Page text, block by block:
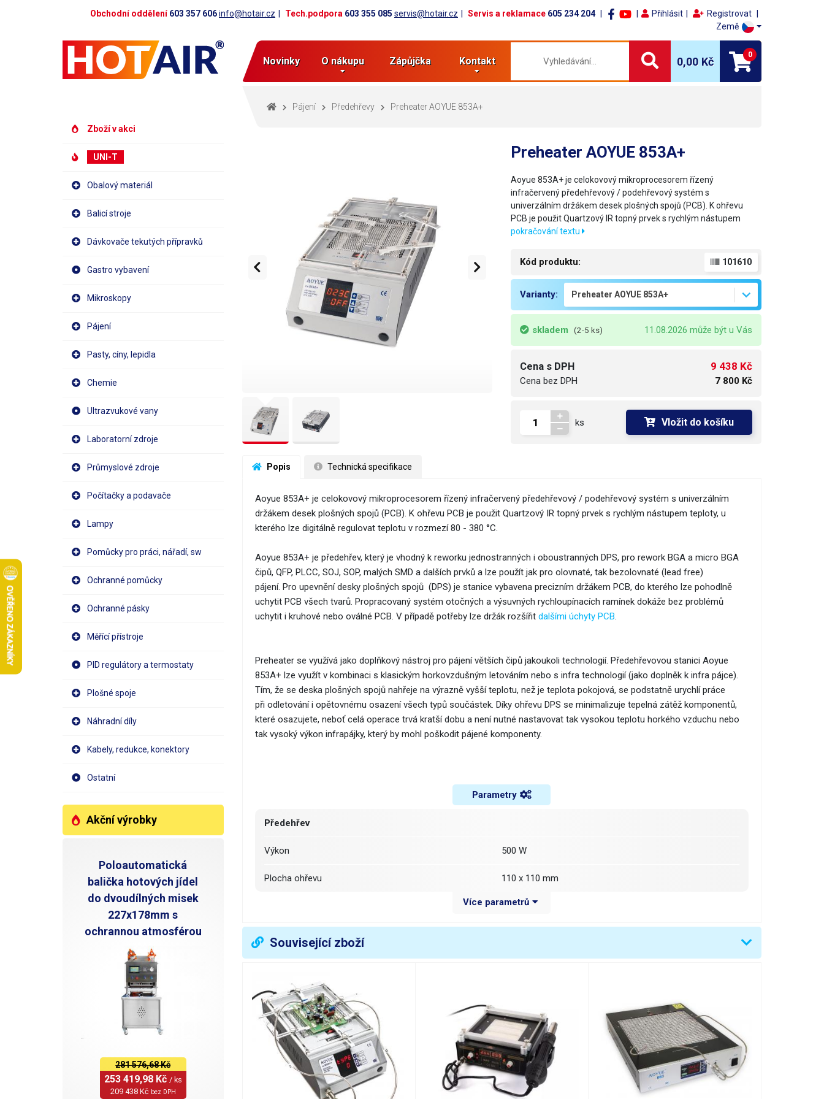
Obchodní oddělení603 357 606info@hotair.cz Tech.podpora 603 355 085 servis@hotair.cz Servis a reklamace 605 234 204 Přihlásit
Registrovat
Země
Novinky O nákupu Zápůjčka Kontakt 0,00 Kč
0
Zboží v akci
UNI-T
Obalový materiál
Balicí stroje
Dávkovače tekutých přípravků
Gastro vybavení
Mikroskopy
Pájení
Pasty, cíny, lepidla
Chemie
Ultrazvukové vany
Laboratorní zdroje
Průmyslové zdroje
Počítačky a podavače
Lampy
Pomůcky pro práci, nářadí, sw
Ochranné pomůcky
Ochranné pásky
Měřící přístroje
PID regulátory a termostaty
Plošné spoje
Náhradní díly
Kabely, redukce, konektory
Ostatní
Akční výrobky
Poloautomatická
balička hotových jídel
do dvoudílných misek
227x178mm s
ochrannou atmosférou
281 576,68 Kč
253 419,98 Kč / ks
209 438 Kč bez DPH
Pájení Předehřevy Preheater AOYUE 853A+
Preheater AOYUE 853A+
Aoyue 853A+ je celokovový mikroprocesorem řízený
infračervený předehřevový / podehřevový systém s
univerzálním držákem desek plošných spojů (PCB). K ohřevu
PCB je použit Quartzový IR topný prvek s rychlým nástupem
pokračování textu
Kód produktu: 101610
Varianty:
skladem (2-5 ks) 11.08.2026 může být u Vás
Cena s DPH
Cena bez DPH
9 438 Kč
7 800 Kč
ks Vložit do košíku
Popis Technická specifikace
Aoyue 853A+ je celokovový mikroprocesorem řízený infračervený předehřevový / podehřevový systém s univerzálním
držákem desek plošných spojů (PCB). K ohřevu PCB je použit Quartzový IR topný prvek s rychlým nástupem teploty, u
kterého lze digitálně regulovat teplotu v rozmezí 80 - 380 °C.
​Aoyue 853A+ je předehřev, který je vhodný k reworku jednostranných i oboustranných DPS, pro rework BGA a micro BGA
čipů, QFP, PLCC, SOJ, SOP, malých SMD a dalších prvků a lze použít jak pro olovnaté, tak bezolovnaté (lead free)
pájení. Pro upevnění desky plošných spojů (DPS) je stanice vybavena precizním držákem PCB, do kterého lze pohodlně
uchytit PCB všech tvarů. Propracovaný systém otočných a výsuvných rychloupínacích ramínek dokáže bez problémů
uchytit i kruhové nebo oválné PCB. V případě potřeby lze držák rozšířit dalšími úchyty PCB.
​Preheater se využívá jako doplňkový nástroj pro pájení větších čipů jakoukoli technologií. Předehřevovou stanici Aoyue
853A+ lze využít v kombinaci s klasickým horkovzdušným letováním nebo s infra technologií (jako doplněk k infra pájce).
Tím, že se deska plošných spojů nahřeje na výrazně vyšší teplotu, než je teplota pokojová, se podstatně urychlí práce
při odletování i opětovnému osazení všech typů součástek. Díky ohřevu DPS se minimalizuje tepelná zátěž komponentů,
které osazujete, neboť celá operace trvá kratší dobu a není nutné nastavovat tak vysokou teplotu horkého vzduchu nebo
tak vysoký výkon infrapájky, který by mohl poškodit pájené komponenty.
Parametry
Předehřev
Výkon 500 W
Plocha ohřevu 110 x 110 mm
digitální (displej)
Rozsah regulace teploty 80 - 380 °C
Infra zářič
Rozměry (šířka - výška - hloubka) [mm] 190-155-265 mm
Hmotnost 1.85 kg
Napájecí napětí 230/50Hz
Více parametrů
Související zboží